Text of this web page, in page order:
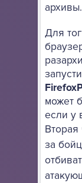
архивы.
Для
может
если у
Вторая
за